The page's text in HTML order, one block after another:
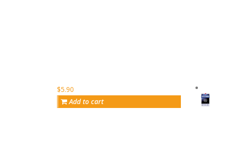
$5.90
Add to cart